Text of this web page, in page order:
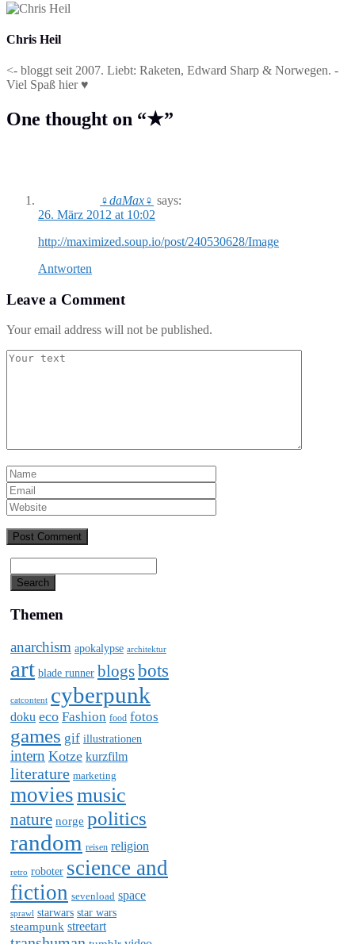
Chris Heil
<- bloggt seit 2007. Liebt: Raketen, Edward Sharp & Norwegen. -
Viel Spaß hier ♥
One thought on “★”
♀daMax♀ says:
26. März 2012 at 10:02
http://maximized.soup.io/post/240530628/Image
Antworten
Leave a Comment
Your email address will not be published.
Themen
anarchism apokalypse architektur
art blade runner blogsbots
catcontent cyberpunk
doku eco Fashion food fotos
games gif illustrationen
intern Kotze kurzfilm
literature marketing
moviesmusic
nature norge politics
random reisen religion
retro roboter science and
fiction sevenload space
sprawl starwars star wars
steampunk streetart